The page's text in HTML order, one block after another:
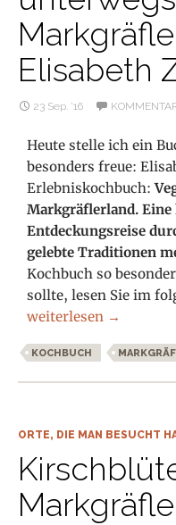
Elisabeth
23 Sep. ’16
Heute stelle ich ein
besonders freue:
Erlebniskochbuch:
Markgräflerland.
Entdeckungsreise
gelebte Traditionen
Kochbuch so
sollte, lesen Sie im
Buchvorstellung:
weiterlesen →
KOCHBUCH
ORTE, DIE MAN BESUCHT